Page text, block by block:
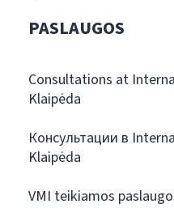
PASLAUGOS
Consultations at
Klaipėda
Консультации в
Klaipėda
VMI teikiamos